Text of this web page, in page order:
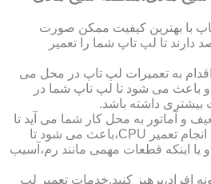
تاپ با بهترین کیفیت ممکن صورت
دارند تا لپ تاپ شما را تعمیر
به تعمیرات لپ تاپ در محل می
و باعث می شود تا لپ تاپ شما در
داشته باشد.
و آماتور به محل کار شما می آید تا
تعمیر لپ تاپ انجام دهد و با انجام تعمیر CPU،باعث می شود تا
اینکه قطعات مهمی مانند رم،آسیب
افراد،پرهیز کنید.خدمات تعمیر لپ